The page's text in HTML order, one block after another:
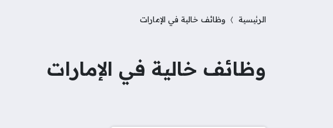
الرئيسية وظائف خالية في الإمارات
وظائف خالية في الإمارات